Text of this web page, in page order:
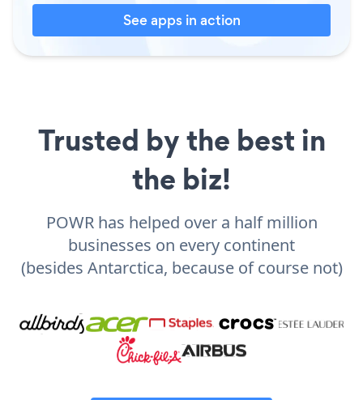
See apps in action
Trusted by the best in
the biz!
POWR has helped over a half million
businesses on every continent
(besides Antarctica, because of course not)